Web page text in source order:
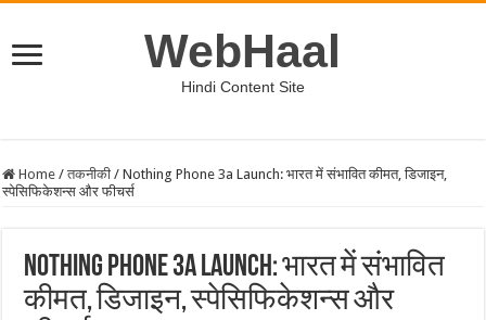
WebHaal
Hindi Content Site
Home / तकनीकी / Nothing Phone 3a Launch: भारत में संभावित कीमत, डिजाइन,
स्पेसिफिकेशन्स और फीचर्स
Nothing Phone 3a Launch: भारत में संभावित
कीमत, डिजाइन, स्पेसिफिकेशन्स और